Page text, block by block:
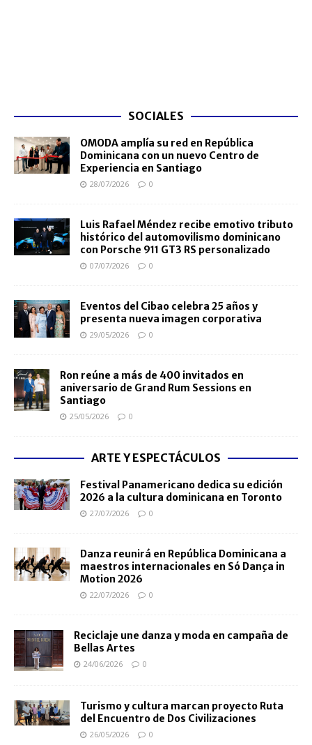
SOCIALES
OMODA amplía su red en República
Dominicana con un nuevo Centro de
Experiencia en Santiago
28/07/2026 0
Luis Rafael Méndez recibe emotivo tributo
histórico del automovilismo dominicano
con Porsche 911 GT3 RS personalizado
07/07/2026 0
Eventos del Cibao celebra 25 años y
presenta nueva imagen corporativa
29/05/2026 0
Ron reúne a más de 400 invitados en
aniversario de Grand Rum Sessions en
Santiago
25/05/2026 0
ARTE Y ESPECTÁCULOS
Festival Panamericano dedica su edición
2026 a la cultura dominicana en Toronto
27/07/2026 0
Danza reunirá en República Dominicana a
maestros internacionales en Só Dança in
Motion 2026
22/07/2026 0
Reciclaje une danza y moda en campaña de
Bellas Artes
24/06/2026 0
Turismo y cultura marcan proyecto Ruta
del Encuentro de Dos Civilizaciones
26/05/2026 0